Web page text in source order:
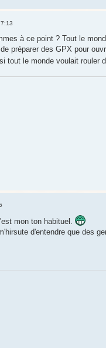
à ce point ? Tout le
préparer des GPX pour
tout le monde voulait rouler
mon ton habituel.
d'entendre que des